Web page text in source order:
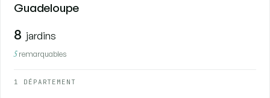
Guadeloupe
8 jardins
5remarquables
1 DÉPARTEMENT